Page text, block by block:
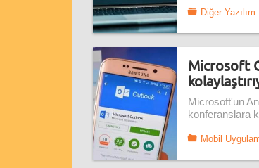
Diğer Yazılım
Microsoft
Microsoft'un
konferanslara
Mobil